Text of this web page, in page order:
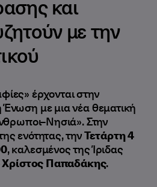
και
με την
έρχονται στην
Ένωση με μια νέα θεματική
Στην
ενότητας, τηνΤετάρτη 4
, καλεσμένος της Ίριδας
Χρίστος Παπαδάκης.